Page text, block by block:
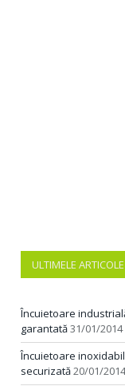
ULTIMELE ARTICOLE
Încuietoare
garantată31/01/2014
Încuietoare
securizată20/01/2014